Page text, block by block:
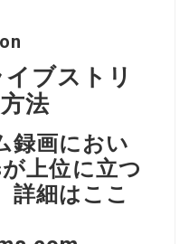
ブストリ
法
録画におい
上位に立つ
詳細はここ